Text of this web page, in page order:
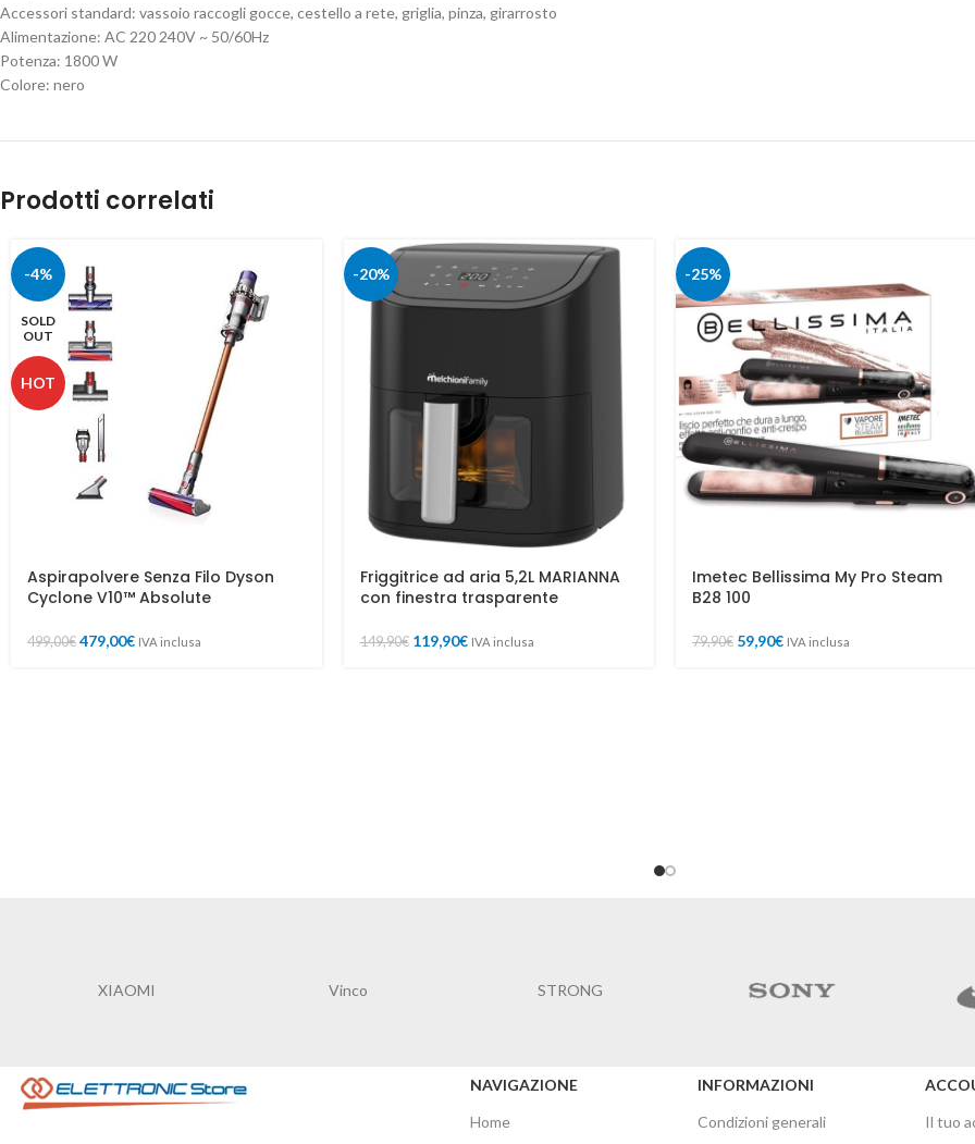
Accessori standard: vassoio raccogli gocce, cestello a rete, griglia, pinza, girarrosto
Alimentazione: AC 220 240V ~ 50/60Hz
Potenza: 1800 W
Colore: nero
Prodotti correlati
-4%
SOLD
OUT
HOT
Aspirapolvere Senza Filo Dyson
Cyclone V10™ Absolute
499,00€ 479,00€ IVA inclusa
-20%
Friggitrice ad aria 5,2L MARIANNA
con finestra trasparente
149,90€ 119,90€ IVA inclusa
-25%
Imetec Bellissima My Pro Steam
B28 100
79,90€ 59,90€ IVA inclusa
XIAOMI Vinco STRONG
NAVIGAZIONE
Home
INFORMAZIONI
Condizioni generali
Il tuo